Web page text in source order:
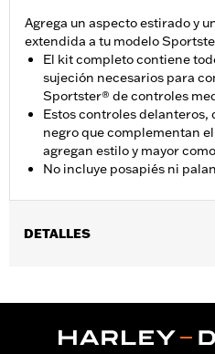
Agrega un aspecto estirado y
extendida a tu modelo
El kit completo contiene
sujeción necesarios para
Sportster® de controles
Estos controles
negro que complementan
agregan estilo y mayor
No incluye posapiés ni
DETALLES
07CAZ y 33135-07CAZ.